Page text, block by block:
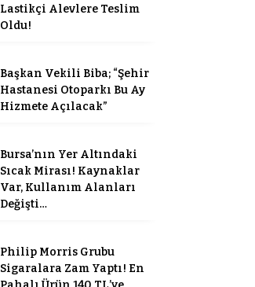
Lastikçi Alevlere Teslim
Oldu!
Başkan Vekili Biba; “Şehir
Hastanesi Otoparkı Bu Ay
Hizmete Açılacak”
Bursa’nın Yer Altındaki
Sıcak Mirası! Kaynaklar
Var, Kullanım Alanları
Değişti…
Philip Morris Grubu
Sigaralara Zam Yaptı! En